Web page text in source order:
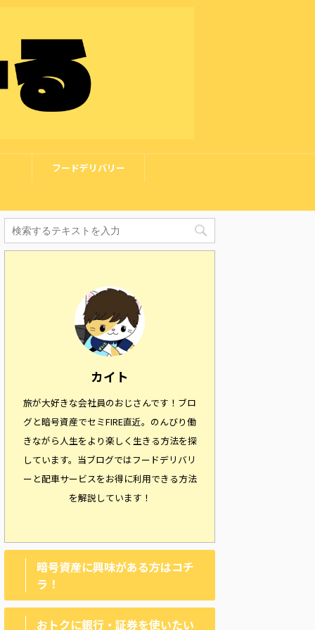
フードデリバリー
カイト
旅が大好きな会社員のおじさんです！ブロ
グと暗号資産でセミFIRE直近。のんびり働
きながら人生をより楽しく生きる方法を探
しています。当ブログではフードデリバリ
ーと配車サービスをお得に利用できる方法
を解説しています！
暗号資産に興味がある方はコチ
ラ！
おトクに銀行・証券を使いたい